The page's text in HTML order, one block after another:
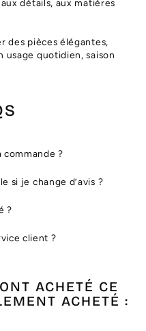
détails, aux matières
des pièces élégantes,
usage quotidien, saison
?
si je change d’avis ?
?
client ?
ACHETÉ CE
ACHETÉ :